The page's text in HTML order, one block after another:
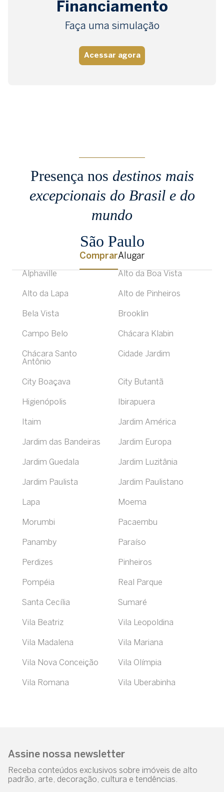
Financiamento
Faça uma simulação
Acessar agora
Presença nos destinos mais
excepcionais do Brasil e do
mundo
São Paulo
ComprarAlugar
Alphaville Alto da Boa Vista
Alto da Lapa Alto de Pinheiros
Bela Vista Brooklin
Campo Belo Chácara Klabin
Chácara Santo
Antônio
Cidade Jardim
City Boaçava City Butantã
Higienópolis Ibirapuera
Itaim Jardim América
Jardim das Bandeiras Jardim Europa
Jardim Guedala Jardim Luzitânia
Jardim Paulista Jardim Paulistano
Lapa Moema
Morumbi Pacaembu
Panamby Paraíso
Perdizes Pinheiros
Pompéia Real Parque
Santa Cecília Sumaré
Vila Beatriz Vila Leopoldina
Vila Madalena Vila Mariana
Vila Nova Conceição Vila Olímpia
Vila Romana Vila Uberabinha
Assine nossa newsletter
Receba conteúdos exclusivos sobre imóveis de alto
padrão, arte, decoração, cultura e tendências.